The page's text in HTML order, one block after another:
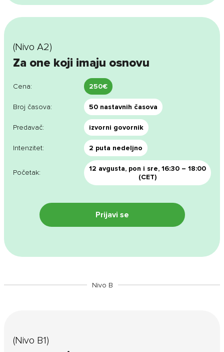
(Nivo A2)
Za one koji imaju osnovu
Cena: 250€
Broj časova: 50 nastavnih časova
Predavač: izvorni govornik
Intenzitet: 2 puta nedeljno
Početak:
12 avgusta, pon i sre, 16:30 – 18:00
(CET)
Prijavi se
Nivo B
(Nivo B1)